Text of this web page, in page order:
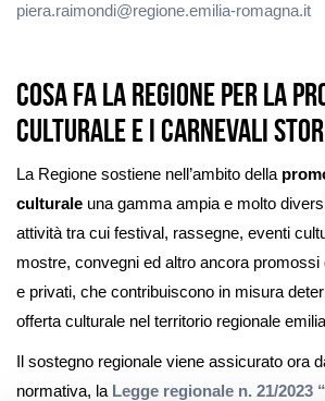
piera.raimondi@regione.emilia-romagna.it
COSA FA LA REGIONE PER LA
CULTURALE E I CARNEVALI
La Regione sostiene nell’ambito della
culturale una gamma ampia e molto
attività tra cui festival, rassegne, eventi
mostre, convegni ed altro ancora promossi
e privati, che contribuiscono in misura
offerta culturale nel territorio regionale
Il sostegno regionale viene assicurato ora
normativa, la Legge regionale n. 21/2023